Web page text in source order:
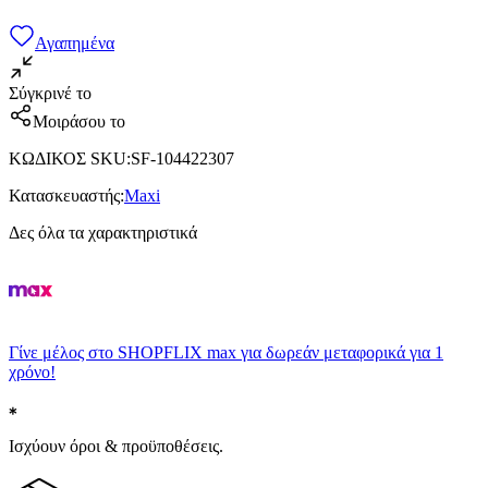
Αγαπημένα
Σύγκρινέ το
Μοιράσου το
ΚΩΔΙΚΟΣ SKU:SF-104422307
Κατασκευαστής:Maxi
Δες όλα τα χαρακτηριστικά
Γίνε μέλος στο SHOPFLIX max για δωρεάν μεταφορικά για 1
χρόνο!
Ισχύουν όροι & προϋποθέσεις.